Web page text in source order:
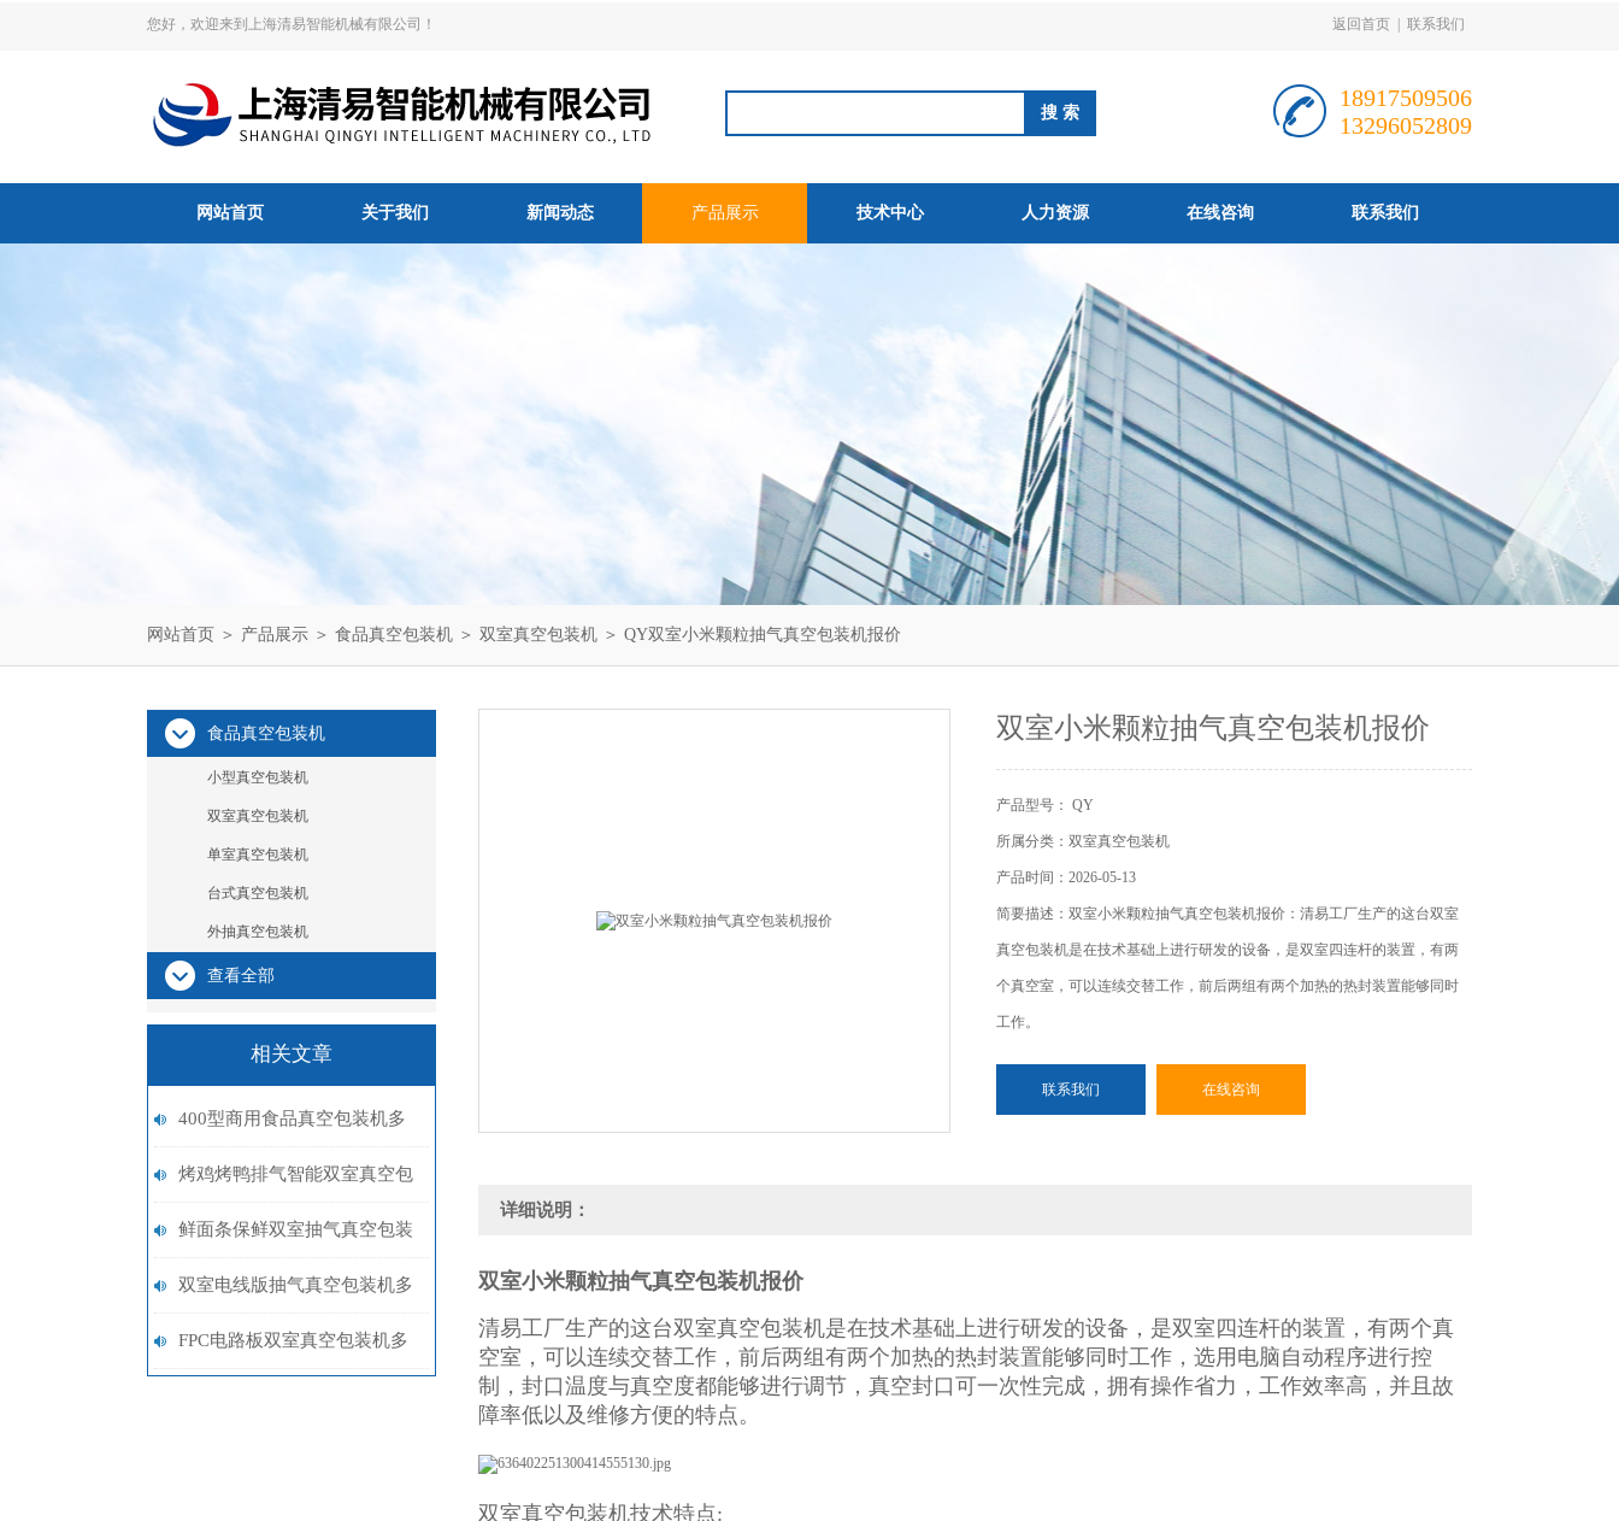
您好，欢迎来到上海清易智能机械有限公司！ 返回首页 联系我们
18917509506
13296052809
网站首页 关于我们 新闻动态 产品展示 技术中心 人力资源 在线咨询 联系我们
网站首页 ＞ 产品展示 ＞ 食品真空包装机 ＞ 双室真空包装机 ＞ QY双室小米颗粒抽气真空包装机报价
食品真空包装机
小型真空包装机
双室真空包装机
单室真空包装机
台式真空包装机
外抽真空包装机
查看全部
相关文章
400型商用食品真空包装机多
少钱一台
烤鸡烤鸭排气智能双室真空包
装机设备
鲜面条保鲜双室抽气真空包装
机价格多少
双室电线版抽气真空包装机多
少钱
FPC电路板双室真空包装机多
双室小米颗粒抽气真空包装机报价
产品型号： QY
所属分类：双室真空包装机
产品时间：2026-05-13
简要描述：双室小米颗粒抽气真空包装机报价：清易工厂生产的这台双室
真空包装机是在技术基础上进行研发的设备，是双室四连杆的装置，有两
个真空室，可以连续交替工作，前后两组有两个加热的热封装置能够同时
工作。
联系我们 在线咨询
详细说明：
双室小米颗粒抽气真空包装机报价
清易工厂生产的这台双室真空包装机是在技术基础上进行研发的设备，是双室四连杆的装置，有两个真
空室，可以连续交替工作，前后两组有两个加热的热封装置能够同时工作，选用电脑自动程序进行控
制，封口温度与真空度都能够进行调节，真空封口可一次性完成，拥有操作省力，工作效率高，并且故
障率低以及维修方便的特点。
双室真空包装机技术特点: